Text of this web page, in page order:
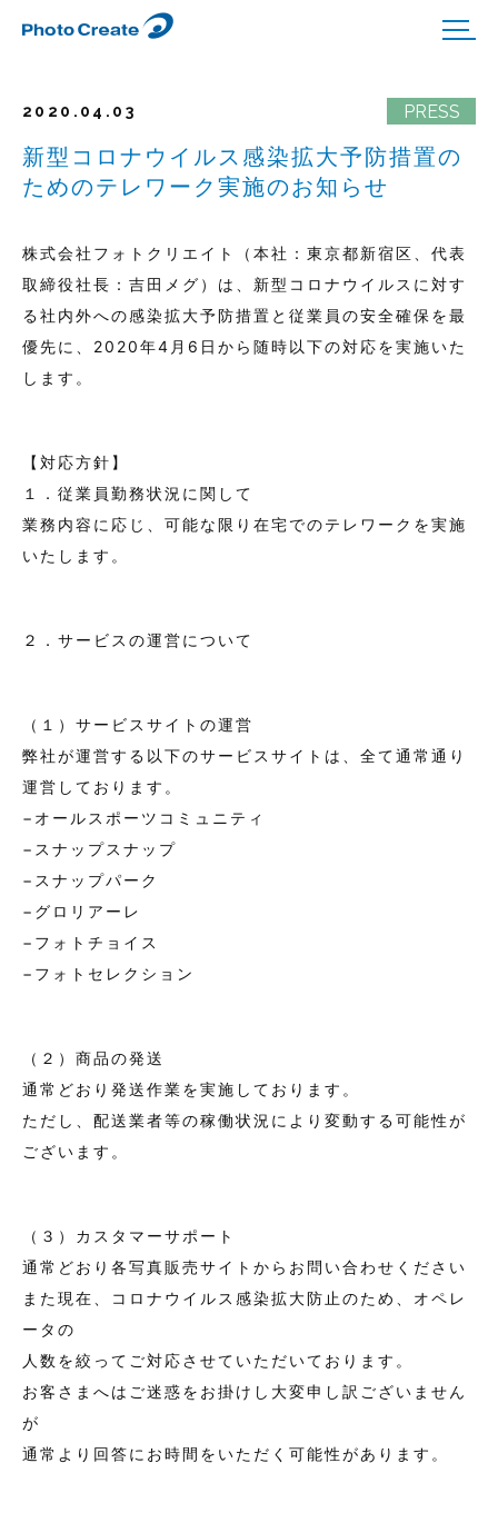
2020.04.03
新型コロナウイルス感染拡大予防措置の
ためのテレワーク実施のお知らせ
株式会社フォトクリエイト（本社：東京都新宿区、代表
取締役社長：吉田メグ）は、新型コロナウイルスに対す
る社内外への感染拡大予防措置と従業員の安全確保を最
優先に、2020年4月6日から随時以下の対応を実施いた
します。
【対応方針】
１．従業員勤務状況に関して
業務内容に応じ、可能な限り在宅でのテレワークを実施
いたします。
２．サービスの運営について
（１）サービスサイトの運営
弊社が運営する以下のサービスサイトは、全て通常通り
運営しております。
−オールスポーツコミュニティ
−スナップスナップ
−スナップパーク
−グロリアーレ
−フォトチョイス
−フォトセレクション
（２）商品の発送
通常どおり発送作業を実施しております。
ただし、配送業者等の稼働状況により変動する可能性が
ございます。
（３）カスタマーサポート
通常どおり各写真販売サイトからお問い合わせください
また現在、コロナウイルス感染拡大防止のため、オペレ
ータの
人数を絞ってご対応させていただいております。
お客さまへはご迷惑をお掛けし大変申し訳ございません
が
通常より回答にお時間をいただく可能性があります。